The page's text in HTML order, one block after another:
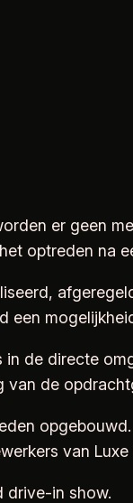
er geen
optreden na
een
de directe
van de
van
drive-in show.